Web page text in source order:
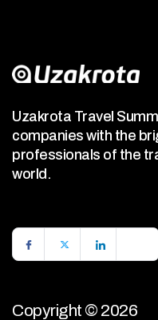
Uzakrota Travel
companies with the
professionals of the
world.
Copyright © 2026